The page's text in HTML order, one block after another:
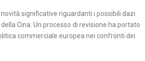
significative riguardanti i possibili dazi
Cina. Un processo di revisione ha portato
commerciale europea nei confronti dei